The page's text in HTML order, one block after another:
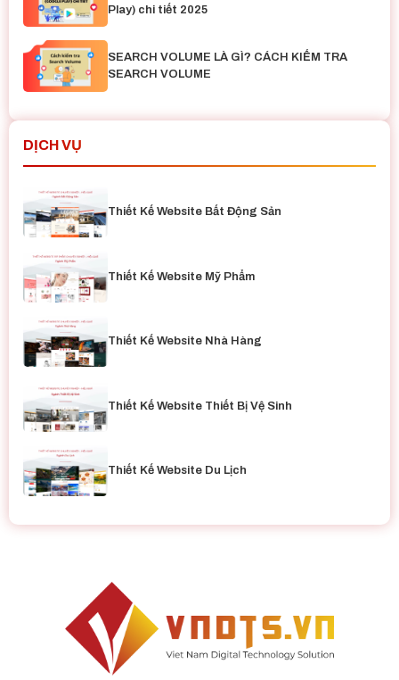
Play) chi tiết 2025
SEARCH VOLUME LÀ GÌ? CÁCH KIỂM TRA
SEARCH VOLUME
DỊCH VỤ
Thiết Kế Website Bất Động Sản
Thiết Kế Website Mỹ Phẩm
Thiết Kế Website Nhà Hàng
Thiết Kế Website Thiết Bị Vệ Sinh
Thiết Kế Website Du Lịch